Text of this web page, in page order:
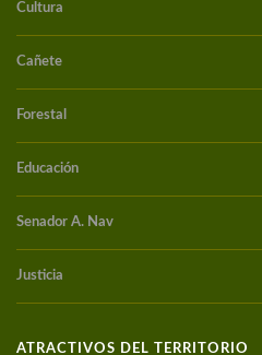
Cultura
Cañete
Forestal
Educación
Senador A. Nav
Justicia
ATRACTIVOS DEL TERRITORIO